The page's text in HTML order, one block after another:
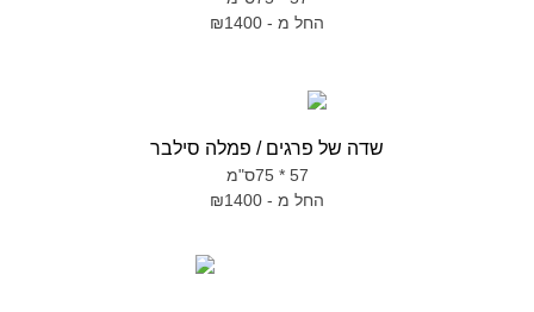
החל מ - ₪1400
שדה של פרגים / פמלה סילבר
57 * 75ס"מ
החל מ - ₪1400